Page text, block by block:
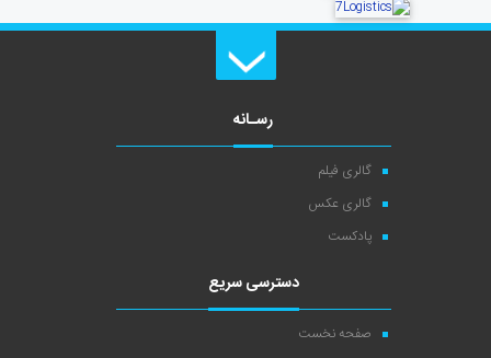
رسـانه
گالری فیلم
گالری عکس
پادکست
دسترسی سریع
صفحه نخست